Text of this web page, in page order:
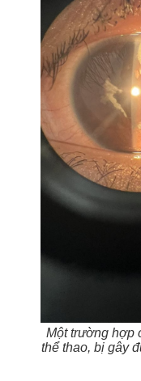
Một trường hợp
thể thao, bị gây